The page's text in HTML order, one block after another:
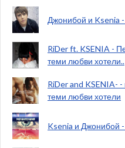
Джонибой и Ksenia
RiDer ft. KSENIA -
теми любви хотели..
RiDer and KSENIA-
теми любви хотели
Ksenia и